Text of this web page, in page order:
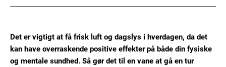
Det er vigtigt at få frisk luft og dagslys i hverdagen, da det
kan have overraskende positive effekter på både din fysiske
og mentale sundhed. Så gør det til en vane at gå en tur